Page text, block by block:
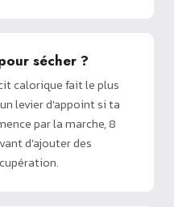
sécher ?
calorique fait le plus
levier d'appoint si ta
par la marche, 8
d'ajouter des